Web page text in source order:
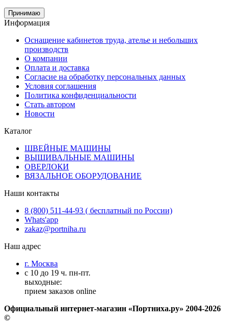
Принимаю
Информация
Оснащение кабинетов труда, ателье и небольших
производств
О компании
Оплата и доставка
Согласие на обработку персональных данных
Условия соглашения
Политика конфиденциальности
Стать автором
Новости
Каталог
ШВЕЙНЫЕ МАШИНЫ
ВЫШИВАЛЬНЫЕ МАШИНЫ
ОВЕРЛОКИ
ВЯЗАЛЬНОЕ ОБОРУДОВАНИЕ
Наши контакты
8 (800) 511-44-93 ( бесплатный по России)
Whats'app
zakaz@portniha.ru
Наш адрес
г. Москва
с 10 до 19 ч. пн-пт.
выходные:
прием заказов online
Официальный интернет-магазин «Портниха.ру» 2004-2026
©